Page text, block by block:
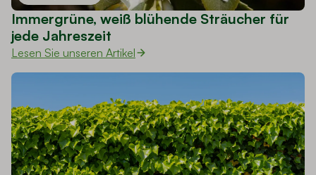
Immergrüne, weiß blühende Sträucher für
jede Jahreszeit
Lesen Sie unseren Artikel